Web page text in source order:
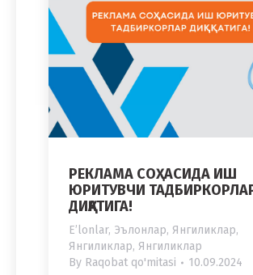
РЕКЛАМА СОҲАСИДА ИШ
ЮРИТУВЧИ
ДИҚҚАТИГА!
Eʼlonlar, Эълонлар, Янгиликлар,
Янгиликлар, Янгиликлар
By Raqobat qo'mitasi 10.09.2024